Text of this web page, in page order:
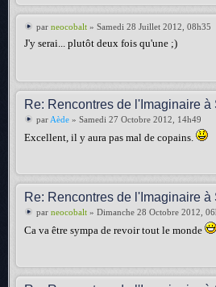
par neocobalt » Samedi 28 Juillet 2012, 08h35
J'y serai... plutôt deux fois qu'une ;)
Re: Rencontres de l'Imaginaire à
par Aède » Samedi 27 Octobre 2012, 14h49
Excellent, il y aura pas mal de copains.
Re: Rencontres de l'Imaginaire à
par neocobalt » Dimanche 28 Octobre 2012,
Ca va être sympa de revoir tout le monde